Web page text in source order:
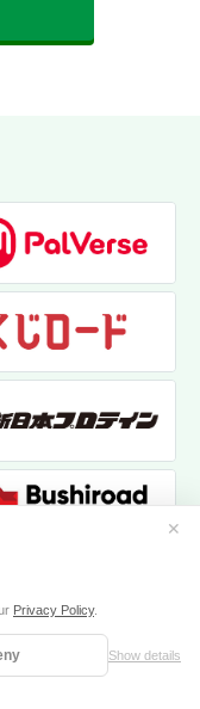
Privacy Policy.
Show details
✕